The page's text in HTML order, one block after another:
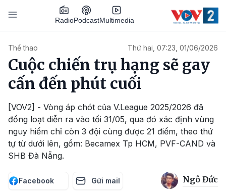
Nhảy đến nội dung
RadioPodcastMultimedia
Thể thao Thứ hai, 07:23, 01/06/2026
Cuộc chiến trụ hạng sẽ gay
cấn đến phút cuối
[VOV2] - Vòng áp chót của V.League 2025/2026 đã
đồng loạt diễn ra vào tối 31/05, qua đó xác định vùng
nguy hiểm chỉ còn 3 đội cùng được 21 điểm, theo thứ
tự từ dưới lên, gồm: Becamex Tp HCM, PVF-CAND và
SHB Đà Nẵng.
Facebook Gửi mail Ngô Đức